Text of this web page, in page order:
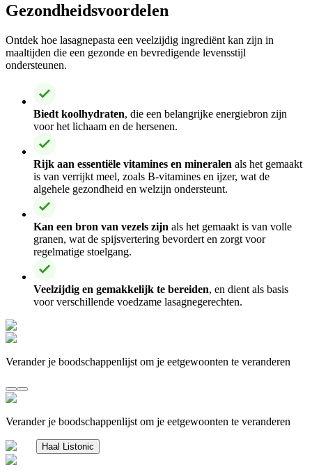
Gezondheidsvoordelen
Ontdek hoe lasagnepasta een veelzijdig ingrediënt kan zijn in
maaltijden die een gezonde en bevredigende levensstijl
ondersteunen.
Biedt koolhydraten, die een belangrijke energiebron zijn
voor het lichaam en de hersenen.
Rijk aan essentiële vitamines en mineralen als het gemaakt
is van verrijkt meel, zoals B-vitamines en ijzer, wat de
algehele gezondheid en welzijn ondersteunt.
Kan een bron van vezels zijn als het gemaakt is van volle
granen, wat de spijsvertering bevordert en zorgt voor
regelmatige stoelgang.
Veelzijdig en gemakkelijk te bereiden, en dient als basis
voor verschillende voedzame lasagnegerechten.
Verander je boodschappenlijst om je eetgewoonten te veranderen
Verander je boodschappenlijst om je eetgewoonten te veranderen
Haal Listonic